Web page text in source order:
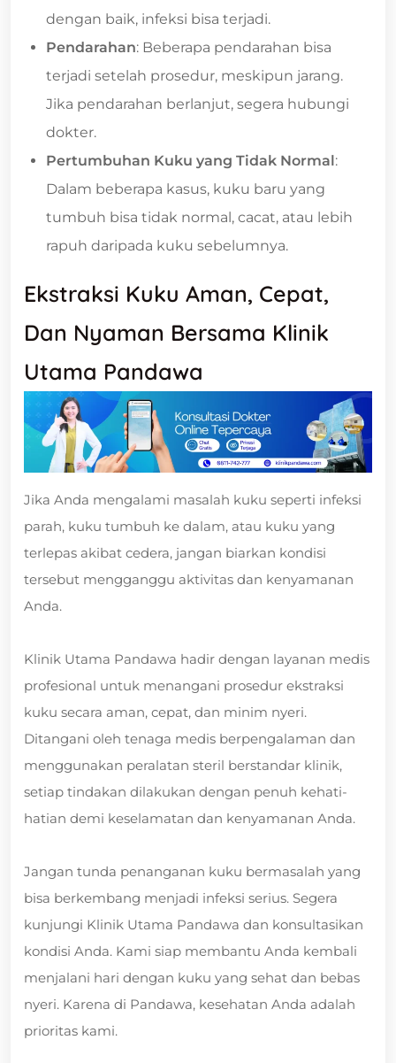
dengan baik, infeksi bisa terjadi.
Pendarahan: Beberapa pendarahan bisa
terjadi setelah prosedur, meskipun jarang.
Jika pendarahan berlanjut, segera hubungi
dokter.
Pertumbuhan Kuku yang Tidak Normal:
Dalam beberapa kasus, kuku baru yang
tumbuh bisa tidak normal, cacat, atau lebih
rapuh daripada kuku sebelumnya.
Ekstraksi Kuku Aman, Cepat,
Dan Nyaman Bersama Klinik
Utama Pandawa
Jika Anda mengalami masalah kuku seperti infeksi
parah, kuku tumbuh ke dalam, atau kuku yang
terlepas akibat cedera, jangan biarkan kondisi
tersebut mengganggu aktivitas dan kenyamanan
Anda.
Klinik Utama Pandawa hadir dengan layanan medis
profesional untuk menangani prosedur ekstraksi
kuku secara aman, cepat, dan minim nyeri.
Ditangani oleh tenaga medis berpengalaman dan
menggunakan peralatan steril berstandar klinik,
setiap tindakan dilakukan dengan penuh kehati-
hatian demi keselamatan dan kenyamanan Anda.
Jangan tunda penanganan kuku bermasalah yang
bisa berkembang menjadi infeksi serius. Segera
kunjungi Klinik Utama Pandawa dan konsultasikan
kondisi Anda. Kami siap membantu Anda kembali
menjalani hari dengan kuku yang sehat dan bebas
nyeri. Karena di Pandawa, kesehatan Anda adalah
prioritas kami.